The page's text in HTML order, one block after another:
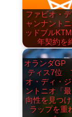
ファビオ・
ャンナント
ッドブル
年契約を
オランダGP
ティス7位
オ・ディ・
ントニオ「
向性を見つ
ラップを重